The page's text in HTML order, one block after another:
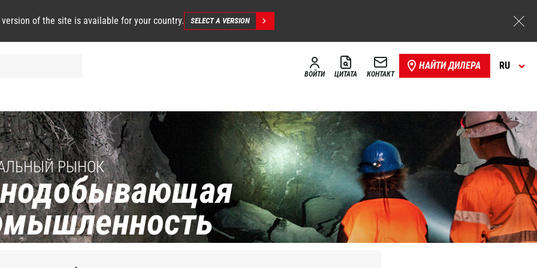
version of the site is available for your country. SELECT A VERSION
ВОЙТИ ЦИТАТА КОНТАКТ
НАЙТИ ДИЛЕРА RU
РЫНОК